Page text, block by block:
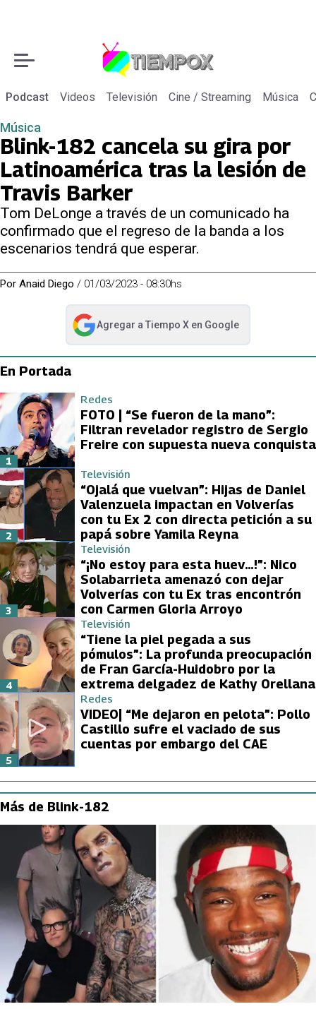
Podcast Videos Televisión Cine / Streaming Música
Música
Blink-182 cancela su gira por
Latinoamérica tras la lesión de
Travis Barker
Tom DeLonge a través de un comunicado ha
confirmado que el regreso de la banda a los
escenarios tendrá que esperar.
Por Anaid Diego / 01/03/2023 - 08:30hs
Agregar a Tiempo Xen Google
abre en nueva pestaña
En Portada
Redes
FOTO | “Se fueron de la mano”:
Filtran revelador registro de Sergio
Freire con supuesta nueva conquista
1
Televisión
“Ojalá que vuelvan”: Hijas de Daniel
Valenzuela impactan en Volverías
con tu Ex 2 con directa petición a su
papá sobre Yamila Reyna
2
Televisión
“¡No estoy para esta huev…!”: Nico
Solabarrieta amenazó con dejar
Volverías con tu Ex tras encontrón
con Carmen Gloria Arroyo
3
Televisión
“Tiene la piel pegada a sus
pómulos”: La profunda preocupación
de Fran García-Huidobro por la
extrema delgadez de Kathy Orellana
4
Redes
VIDEO| “Me dejaron en pelota”: Pollo
Castillo sufre el vaciado de sus
cuentas por embargo del CAE
5
Más de Blink-182